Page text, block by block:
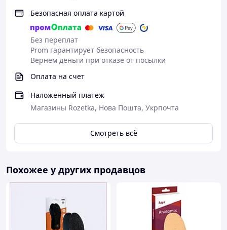
Безопасная оплата картой
Без переплат
Prom гарантирует безопасность
Вернем деньги при отказе от посылки
Оплата на счет
Наложенный платеж
Магазины Rozetka, Нова Пошта, Укрпочта
Смотреть всё
Похожее у других продавцов